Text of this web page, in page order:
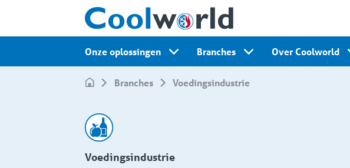
Onze oplossingen Branches Over Coolworld
Branches Voedingsindustrie
Voedingsindustrie